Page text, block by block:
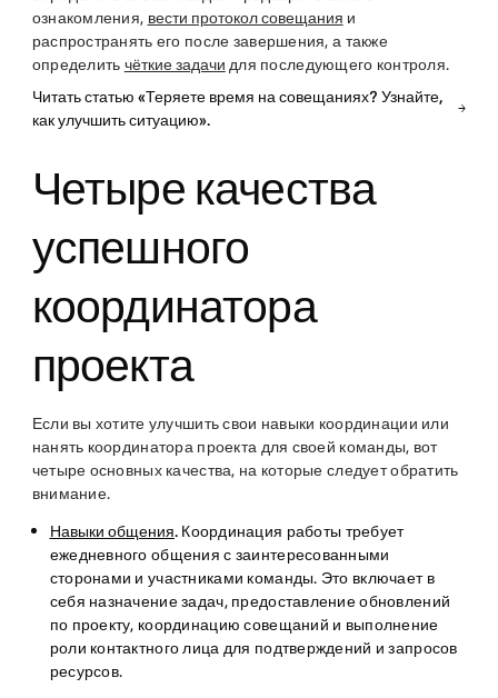
ознакомления, вести протокол совещания и
распространять его после завершения, а также
определить чёткие задачи для последующего контроля.
Читать статью «Теряете время на совещаниях? Узнайте,
как улучшить ситуацию».
Четыре качества
успешного
координатора
проекта
Если вы хотите улучшить свои навыки координации или
нанять координатора проекта для своей команды, вот
четыре основных качества, на которые следует обратить
внимание.
Навыки общения.Координация работы требует
ежедневного общения с заинтересованными
сторонами и участниками команды. Это включает в
себя назначение задач, предоставление обновлений
по проекту, координацию совещаний и выполнение
роли контактного лица для подтверждений и запросов
ресурсов.